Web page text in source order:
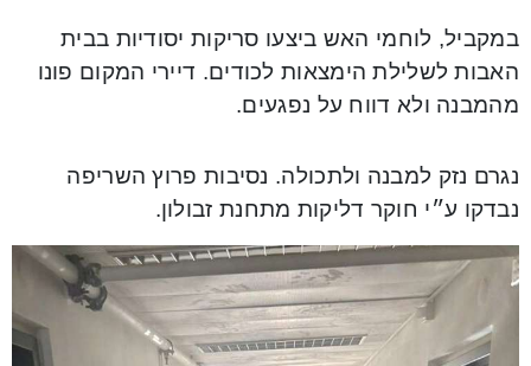
במקביל, לוחמי האש ביצעו סריקות יסודיות בבית
האבות לשלילת הימצאות לכודים. דיירי המקום פונו
מהמבנה ולא דווח על נפגעים.
נגרם נזק למבנה ולתכולה. נסיבות פרוץ השריפה
נבדקו ע״י חוקר דליקות מתחנת זבולון.